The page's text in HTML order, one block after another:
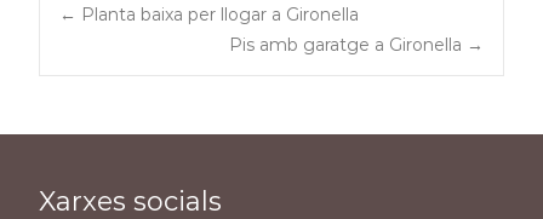
Post
← Planta baixa per llogar a Gironella
Pis amb garatge a Gironella →
Xarxes socials